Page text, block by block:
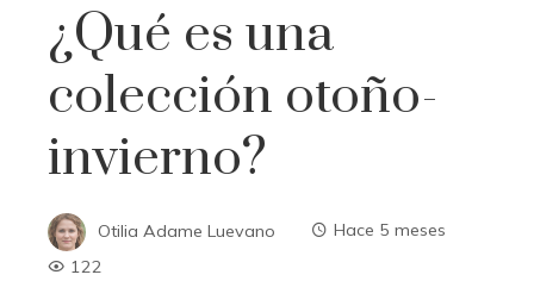
¿Qué es una
colección otoño-
invierno?
Otilia Adame Luevano
Hace 5 meses
122